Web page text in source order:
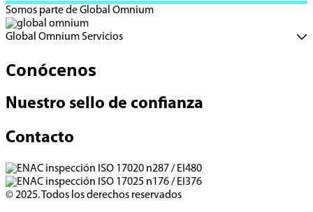
Somos parte de Global Omnium
Global Omnium Servicios
Conócenos
Nuestro sello de confianza
Contacto
© 2025. Todos los derechos reservados